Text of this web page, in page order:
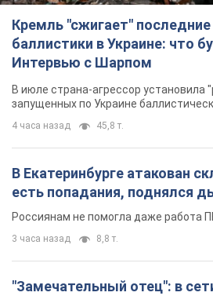
Кремль "сжигает"
баллистики в Украине: что
Интервью с Шарпом
В июле страна-агрессор установила
запущенных по Украине
4 часа назад 45,8 т.
В Екатеринбурге атакован
есть попадания, поднялся
Россиянам не помогла даже работа
3 часа назад 8,8 т.
"Замечательный отец": в